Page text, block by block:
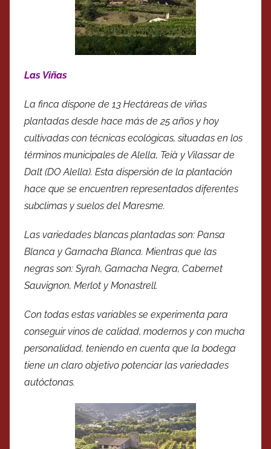
Las Viñas
La finca dispone de 13 Hectáreas de viñas
plantadas desde hace más de 25 años y hoy
cultivadas con técnicas ecológicas, situadas en los
términos municipales de Alella, Teià y Vilassar de
Dalt (DO Alella). Esta dispersión de la plantación
hace que se encuentren representados diferentes
subclimas y suelos del Maresme.
Las variedades blancas plantadas son: Pansa
Blanca y Garnacha Blanca. Mientras que las
negras son: Syrah, Garnacha Negra, Cabernet
Sauvignon, Merlot y Monastrell.
Con todas estas variables se experimenta para
conseguir vinos de calidad, modernos y con mucha
personalidad, teniendo en cuenta que la bodega
tiene un claro objetivo potenciar las variedades
autóctonas.